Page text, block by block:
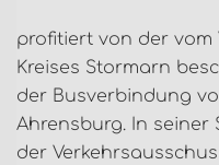
profitiert von der vom
Kreises Stormarn
der Busverbindung
Ahrensburg. In
der